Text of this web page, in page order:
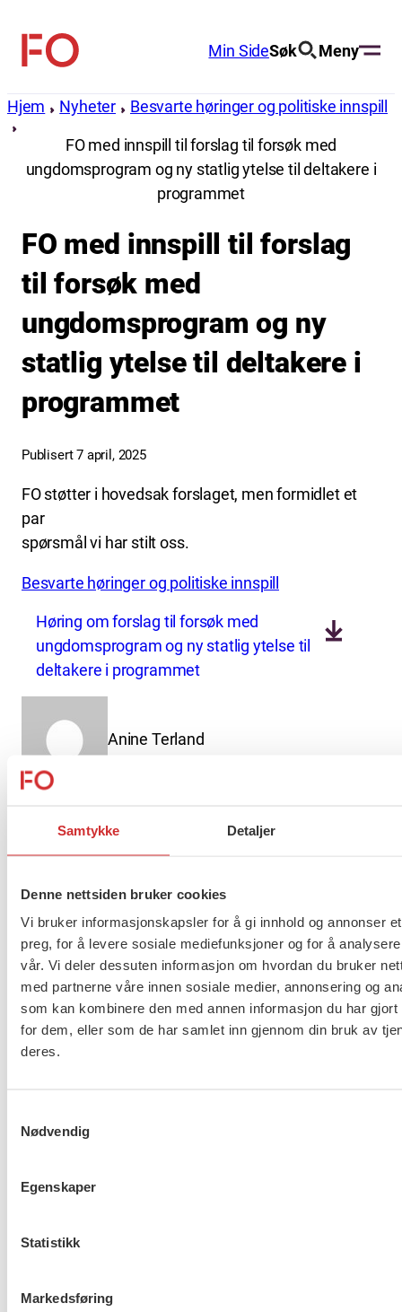
Samtykke Detaljer
Denne nettsiden bruker cookies
Vi bruker informasjonskapsler for å gi innhold og annonser
preg, for å levere sosiale mediefunksjoner og for å
vår. Vi deler dessuten informasjon om hvordan du bruker
med partnerne våre innen sosiale medier, annonsering og
som kan kombinere den med annen informasjon du har gjort
for dem, eller som de har samlet inn gjennom din bruk av
deres.
Nødvendig
Egenskaper
Statistikk
Markedsføring
innhold
FO
Min SideSøk Meny
Hjem Nyheter Besvarte høringer og politiske innspill
FO med innspill til forslag til forsøk med
ungdomsprogram og ny statlig ytelse til deltakere i
programmet
FO med innspill til forslag
til forsøk med
ungdomsprogram og ny
statlig ytelse til deltakere i
programmet
Publisert 7 april, 2025
FO støtter i hovedsak forslaget, men formidlet et
par
spørsmål vi har stilt oss.
Besvarte høringer og politiske innspill
Høring om forslag til forsøk med
ungdomsprogram og ny statlig ytelse til
deltakere i programmet
Anine Terland
Lagt
1 år siden
Flere saker
Taushetsplikt og personvern